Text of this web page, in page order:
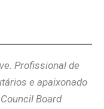
Profissional de
e apaixonado
Board